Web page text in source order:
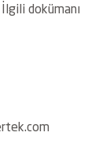
dokümanı